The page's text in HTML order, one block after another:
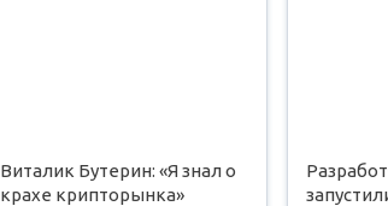
Виталик Бутерин: «Я знал о
крахе крипторынка»